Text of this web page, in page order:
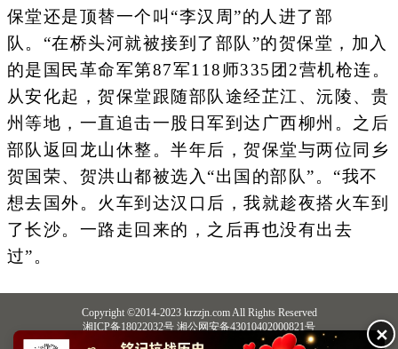
保堂还是顶替一个叫“李汉周”的人进了部
队。“在桥头河就被接到了部队”的贺保堂，加入
的是国民革命军第87军118师335团2营机枪连。
从安化起，贺保堂跟随部队途经芷江、沅陵、贵
州等地，一直追击一股日军到达广西柳州。之后
部队返回龙山休整。半年后，贺保堂与两位同乡
贺国荣、贺洪山都被选入“出国的部队”。“我不
想去国外。火车到达汉口后，我就趁夜搭火车到
了长沙。一路走回来的，之后再也没有出去
过”。
Copyright ©2014-2023 krzzjn.com All Rights Reserved
湘ICP备18022032号 湘公网安备43010402000821号
中央网信办违法和不良信息举报中心
长沙市互联网违法和不良信息举报中心✕